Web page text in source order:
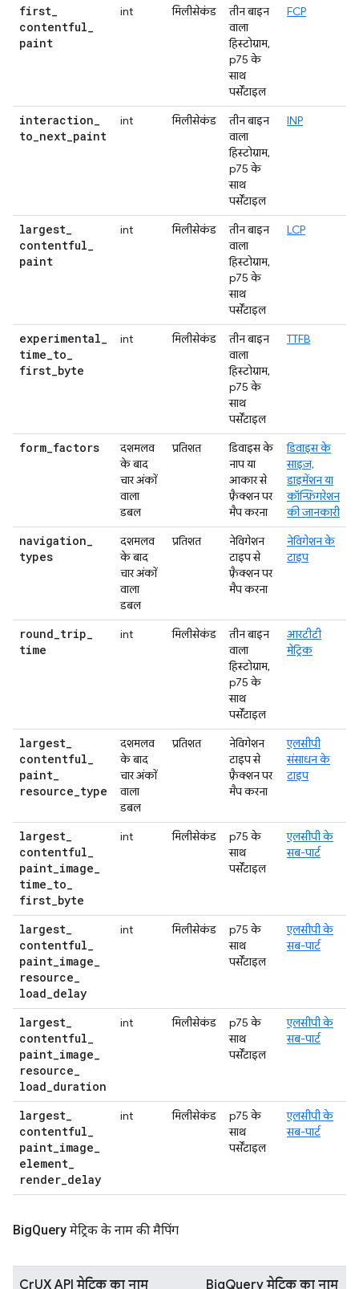
first_
contentful_
paint
int मिलीसेकंड
तीन बाइन
वाला
हिस्टोग्राम,
p75 के
साथ
पर्सेंटाइल
FCP
interaction_
to_next_paint
int मिलीसेकंड
तीन बाइन
वाला
हिस्टोग्राम,
p75 के
साथ
पर्सेंटाइल
INP
largest_
contentful_
paint
int मिलीसेकंड
तीन बाइन
वाला
हिस्टोग्राम,
p75 के
साथ
पर्सेंटाइल
LCP
experimental_
time_to_
first_byte
int मिलीसेकंड
तीन बाइन
वाला
हिस्टोग्राम,
p75 के
साथ
पर्सेंटाइल
TTFB
form_factors
दशमलव
के बाद
चार अंकों
वाला
डबल
प्रतिशत
डिवाइस के
नाप या
आकार से
फ़्रैक्शन पर
मैप करना
डिवाइस के
साइज़,
डाइमेंशन या
कॉन्फ़िगरेशन
की जानकारी
navigation_
types
दशमलव
के बाद
चार अंकों
वाला
डबल
प्रतिशत
नेविगेशन
टाइप से
फ़्रैक्शन पर
मैप करना
नेविगेशन के
टाइप
round_trip_
time
int मिलीसेकंड
तीन बाइन
वाला
हिस्टोग्राम,
p75 के
साथ
पर्सेंटाइल
आरटीटी
मेट्रिक
largest_
contentful_
paint_
resource_type
दशमलव
के बाद
चार अंकों
वाला
डबल
प्रतिशत
नेविगेशन
टाइप से
फ़्रैक्शन पर
मैप करना
एलसीपी
संसाधन के
टाइप
largest_
contentful_
paint_image_
time_to_
first_byte
int मिलीसेकंड
p75 के
साथ
पर्सेंटाइल
एलसीपी के
सब-पार्ट
largest_
contentful_
paint_image_
resource_
load_delay
int मिलीसेकंड
p75 के
साथ
पर्सेंटाइल
एलसीपी के
सब-पार्ट
largest_
contentful_
paint_image_
resource_
load_duration
int मिलीसेकंड
p75 के
साथ
पर्सेंटाइल
एलसीपी के
सब-पार्ट
largest_
contentful_
paint_image_
element_
render_delay
int मिलीसेकंड
p75 के
साथ
पर्सेंटाइल
एलसीपी के
सब-पार्ट
BigQuery मेट्रिक के नाम की मैपिंग
CrUX API मेट्रिक का नाम BigQuery मेट्रिक का नाम